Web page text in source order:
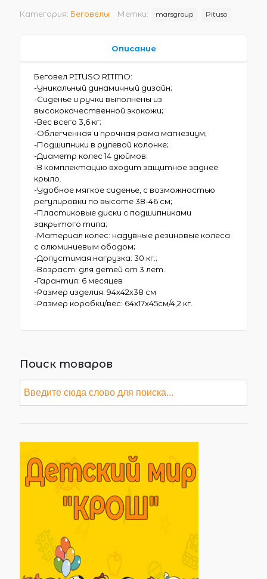
Категория: Беговелы Метки: marsgroup Pituso
Описание
Беговел PITUSO RITMO:
-Уникальный динамичный дизайн;
-Сиденье и ручки выполнены из
высококачественной экокожи;
-Вес всего 3,6 кг;
-Облегченная и прочная рама магнезиум;
-Подшипники в рулевой колонке;
-Диаметр колес 14 дюймов;
-В комплектацию входит защитное заднее
крыло.
-Удобное мягкое сиденье, с возможностью
регулировки по высоте 38-46 см;
-Пластиковые диски с подшипниками
закрытого типа;
-Материал колес: надувные резиновые колеса
с алюминиевым ободом;
-Допустимая нагрузка: 30 кг.;
-Возраст: для детей от 3 лет.
-Гарантия: 6 месяцев
-Размер изделия: 94х42х38 см
-Размер коробки/вес: 64х17х45см/4,2 кг.
Поиск товаров